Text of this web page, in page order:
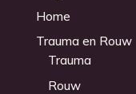
Home
Trauma en Rouw
Trauma
Rouw